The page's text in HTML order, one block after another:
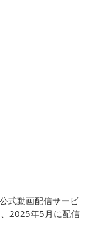
式動画配信サービ
2025年5月に配信